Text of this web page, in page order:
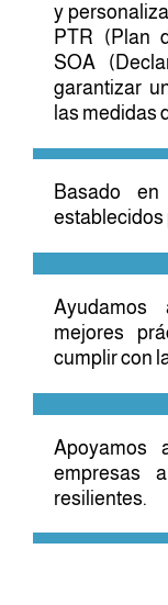
y
PTR (Plan
SOA
garantizar
las medidas
Basado
establecidos
mejores
cumplir con
Apoyamos
empresas
resilientes.